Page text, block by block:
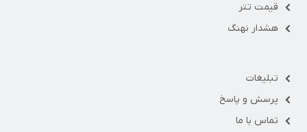
قیمت تتر
هشدار نهنگ
تبلیغات
پرسش و پاسخ
تماس با ما